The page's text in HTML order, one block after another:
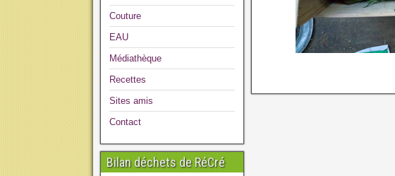
Couture
EAU
Médiathèque
Recettes
Sites amis
Contact
Bilan déchets de RéCré